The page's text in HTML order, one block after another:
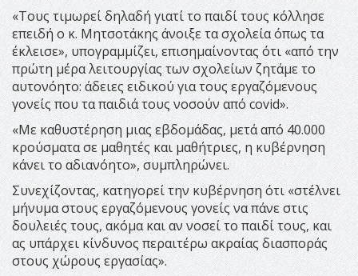
«Τους τιμωρεί δηλαδή γιατί το παιδί τους κόλλησε
επειδή ο κ. Μητσοτάκης άνοιξε τα σχολεία όπως τα
έκλεισε», υπογραμμίζει, επισημαίνοντας ότι «από την
πρώτη μέρα λειτουργίας των σχολείων ζητάμε το
αυτονόητο: άδειες ειδικού για τους εργαζόμενους
γονείς που τα παιδιά τους νοσούν από covid».
«Με καθυστέρηση μιας εβδομάδας, μετά από 40.000
κρούσματα σε μαθητές και μαθήτριες, η κυβέρνηση
κάνει το αδιανόητο», συμπληρώνει.
Συνεχίζοντας, κατηγορεί την κυβέρνηση ότι «στέλνει
μήνυμα στους εργαζόμενους γονείς να πάνε στις
δουλειές τους, ακόμα και αν νοσεί το παιδί τους, και
ας υπάρχει κίνδυνος περαιτέρω ακραίας διασποράς
στους χώρους εργασίας».